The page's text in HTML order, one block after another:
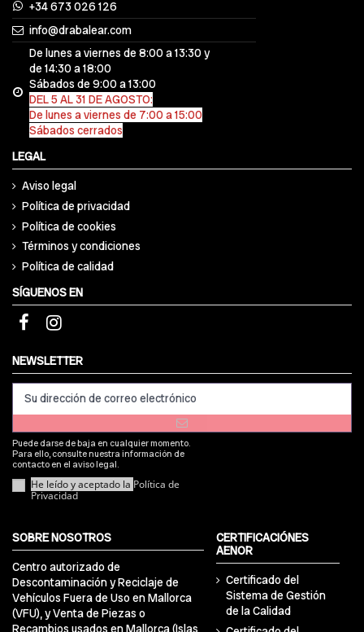
+34 673 026 126
info@drabalear.com
De lunes a viernes de 8:00 a 13:30 y
de 14:30 a 18:00
Sábados de 9:00 a 13:00
DEL 5 AL 31 DE AGOSTO:
De lunes a viernes de 7:00 a 15:00
Sábados cerrados
LEGAL
Aviso legal
Política de privacidad
Política de cookies
Términos y condiciones
Política de calidad
SÍGUENOS EN
NEWSLETTER
Puede darse de baja en cualquier momento.
Para ello, consulte nuestra información de
contacto en el aviso legal.
He leído y aceptado la Política de
Privacidad
SOBRE NOSOTROS
Centro autorizado de
Descontaminación y Reciclaje de
Vehículos Fuera de Uso en Mallorca
(VFU), y Venta de Piezas o
Recambios usados en Mallorca (Islas
CERTIFICACIÓNES
AENOR
Certificado del
Sistema de Gestión
de la Calidad